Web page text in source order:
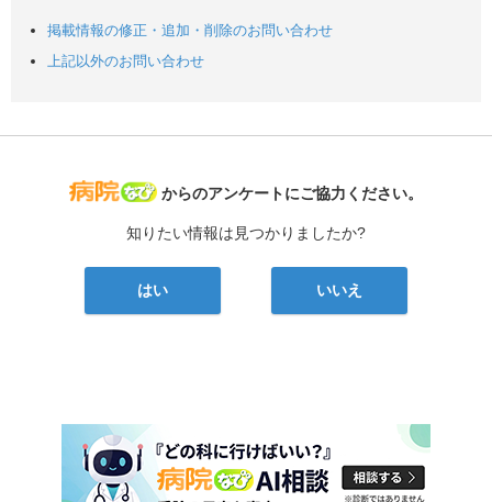
掲載情報の修正・追加・削除のお問い合わせ
上記以外のお問い合わせ
病院なび
からのアンケートにご協力ください。
知りたい情報は見つかりましたか?
はい いいえ